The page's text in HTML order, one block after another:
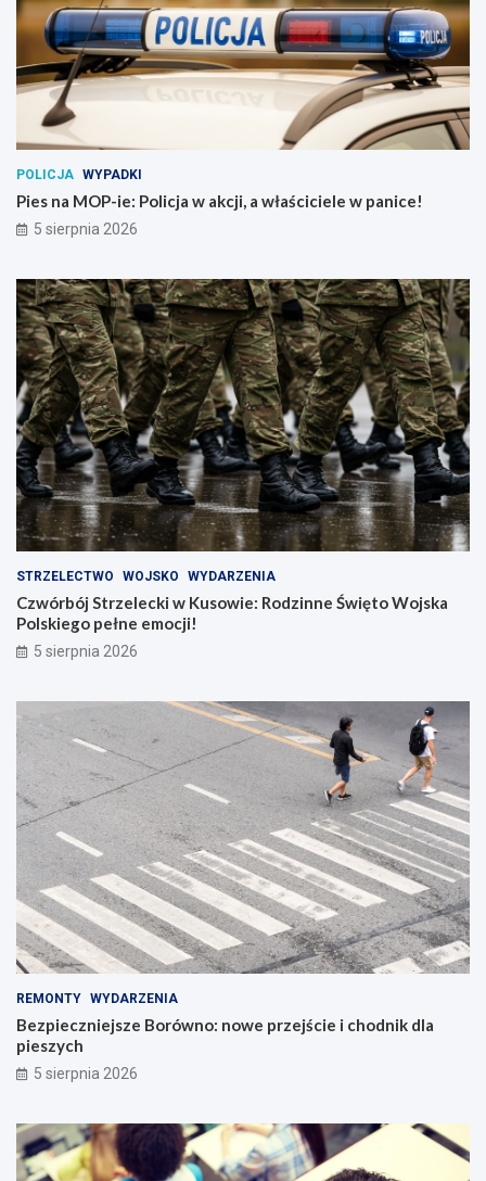
POLICJA WYPADKI
Pies na MOP-ie: Policja w akcji, a właściciele w panice!
5 sierpnia 2026
STRZELECTWO WOJSKO WYDARZENIA
Czwórbój Strzelecki w Kusowie: Rodzinne Święto Wojska
Polskiego pełne emocji!
5 sierpnia 2026
REMONTY WYDARZENIA
Bezpieczniejsze Borówno: nowe przejście i chodnik dla
pieszych
5 sierpnia 2026